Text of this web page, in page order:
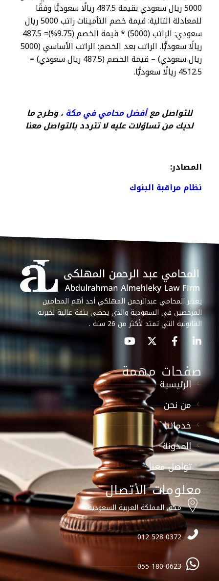
5000 ريال سعودي بقيمة 487.5 ريالًا سعوديًّا وفقًا
للمعادلة التالية: قيمة خصم التأمينات راتب 5000 ريال
سعودي: الراتب (5000) * قيمة الخصم (9.75%)= 487.5
ريالًا سعوديًّا. الراتب بعد الخصم: الراتب الأساسي (5000
ريال سعودي) – قيمة الخصم (487.5 ريال سعودي) =
4512.5 ريالًا سعوديًّا.
للتواصل معأفضل محامي في مكة ، وطرح ما
لديك من تساؤلات عليه لا تتردد بالتواصل معنا
المصادر:
نظام مراقبة البنوك
يعتبر المحامي عبدالرحمن المهلكي أحد أهم المحامين
المرخصين في السعودية والذي يحضى بثقة عالية لخبرته
القانونية التي تمتد لأكثر من 26 سنة .
صفحات مهمة
الرئيسية
من نحن
خدماتنا
المدونة
تواصل معنا
معلومات الأتصال
مكة, المملكة العربية السعودية
0372 528 012
0623 180 055